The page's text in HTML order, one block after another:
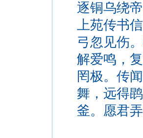
逐铜乌绕
上苑传书
弓忽见伤
解爱鸣，
罔极。传
舞，远得
釜。愿君